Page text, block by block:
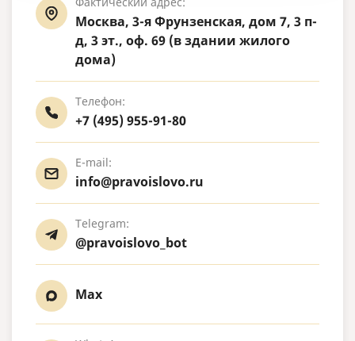
Москва, 3-я Фрунзенская, дом 7, 3 п-
д, 3 эт., оф. 69 (в здании жилого
дома)
Телефон:
+7 (495) 955-91-80
E-mail:
info@pravoislovo.ru
Telegram:
@pravoislovo_bot
Max